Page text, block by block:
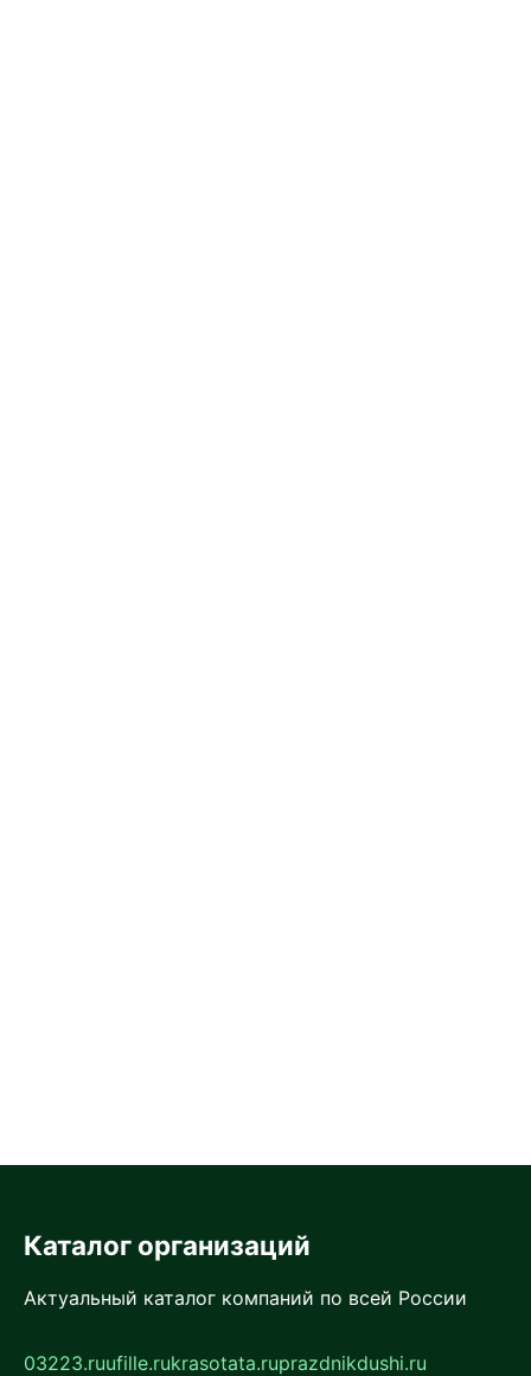
Каталог организаций
Актуальный каталог компаний по всей России
03223.ruufille.rukrasotata.ruprazdnikdushi.ru